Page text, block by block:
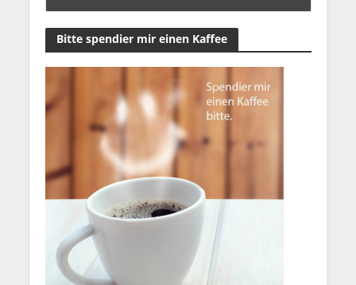
Bitte spendier mir einen Kaffee